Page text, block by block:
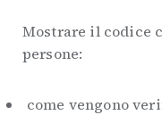
Mostrare il codice
persone:
come vengono